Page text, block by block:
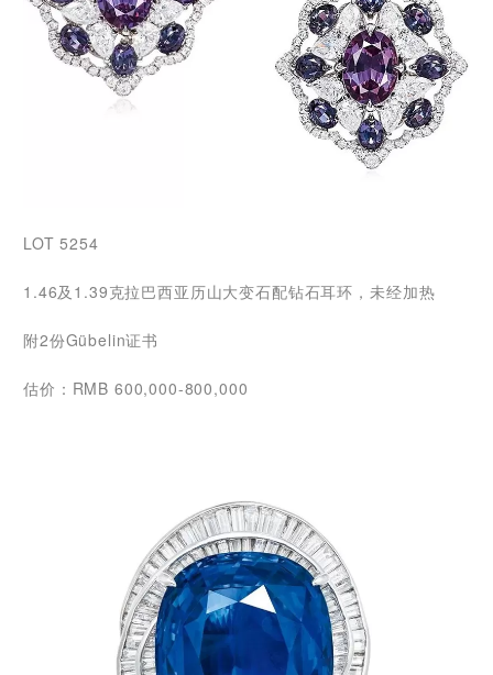
LOT 5254
1.46及1.39克拉巴西亚历山大变石配钻石耳环，未经加热
附2份Gübelin证书
估价：RMB 600,000-800,000